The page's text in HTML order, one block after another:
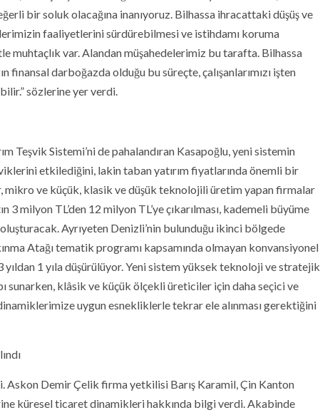
bir soluk olacağına inanıyoruz. Bilhassa ihracattaki düşüş ve
faaliyetlerini sürdürebilmesi ve istihdamı koruma
muhtaçlık var. Alandan müşahedelerimiz bu tarafta. Bilhassa
finansal darboğazda olduğu bu süreçte, çalışanlarımızı işten
sözlerine yer verdi.
Teşvik Sistemi’ni de pahalandıran Kasapoğlu, yeni sistemin
etkilediğini, lakin taban yatırım fiyatlarında önemli bir
mikro ve küçük, klasik ve düşük teknolojili üretim yapan firmalar
milyon TL’den 12 milyon TL’ye çıkarılması, kademeli büyüme
Ayrıyeten Denizli’nin bulunduğu ikinci bölgede
Atağı tematik programı kapsamında olmayan konvansiyonel
1 yıla düşürülüyor. Yeni sistem yüksek teknoloji ve stratejik
sunarken, klâsik ve küçük ölçekli üreticiler için daha seçici ve
uygun esnekliklerle tekrar ele alınması gerektiğini
Askon Demir Çelik firma yetkilisi Barış Karamil, Çin Kanton
küresel ticaret dinamikleri hakkında bilgi verdi. Akabinde